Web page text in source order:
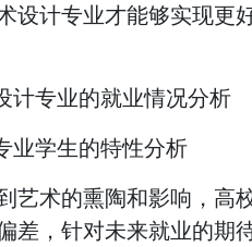
设计专业才能够实现更
计专业的就业情况分析
业学生的特性分析
艺术的熏陶和影响，高
差，针对未来就业的期